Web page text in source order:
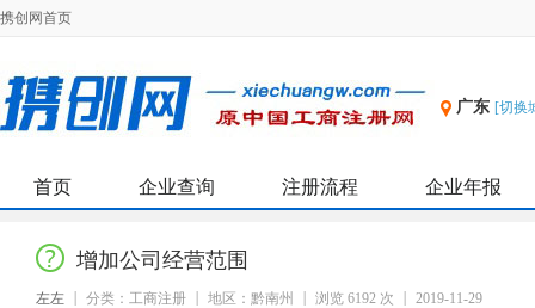
携创网首页
广东 [切换
首页 企业查询 注册流程 企业年报
增加公司经营范围
左左 分类：工商注册 地区：黔南州 浏览 6192 次 2019-11-29